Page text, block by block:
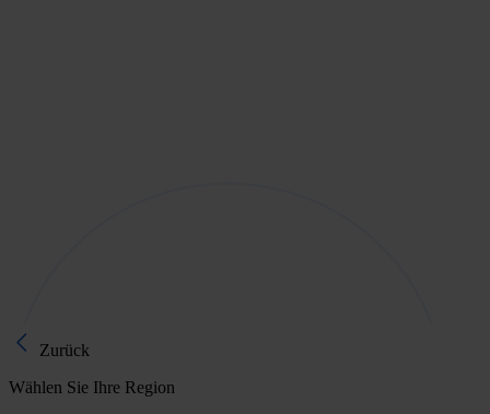
Zurück
Wählen Sie Ihre Region